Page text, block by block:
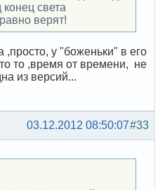
конец света
верят!
у "боженьки" в его
то ,время от времени, не
из версий...
#33
03.12.2012 08:50:07